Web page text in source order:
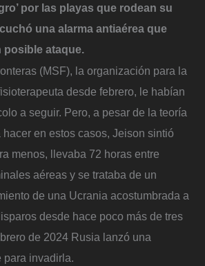
por las playas que rodean su
una alarma antiaérea que
posible ataque.
(MSF), la organización para la
desde febrero, le habían
a seguir. Pero, a pesar de la teoría
en estos casos, Jeison sintió
menos, llevaba 72 horas entre
aéreas y se trataba de un
de una Ucrania acostumbrada a
desde hace poco más de tres
de 2024 Rusia lanzó una
para invadirla.